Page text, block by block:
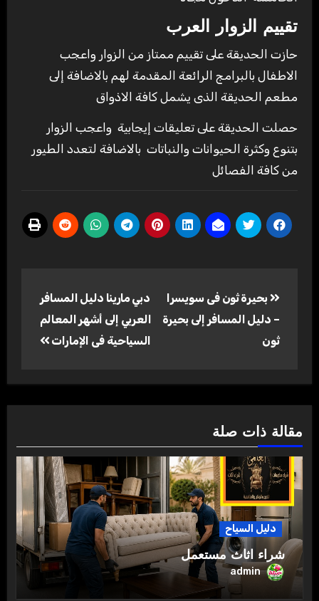
تقييم الزوار العرب
حازت الحديقة على تقييم ممتاز من الزوار واعجب
الاطفال بالبرامج الرائعة المقدمة لهم بالاضافة إلى
مطعم الحديقة الذى يشمل كافة الاذواق
حصلت الحديقة على تعليقات إيجابية واعجب الزوار
بتنوع وكثرة الحيوانات والنباتات بالاضافة لتعدد الطيور
من كافة الفصائل
المقالات
بحيرة ثون فى سويسرا
– دليل المسافر إلى بحيرة
ثون
دبي مارينا دليل المسافر
العربي إلى أشهر المعالم
السياحية فى الإمارات
مقالة ذات صلة
دليل السياح
شراء اثاث مستعمل
admin